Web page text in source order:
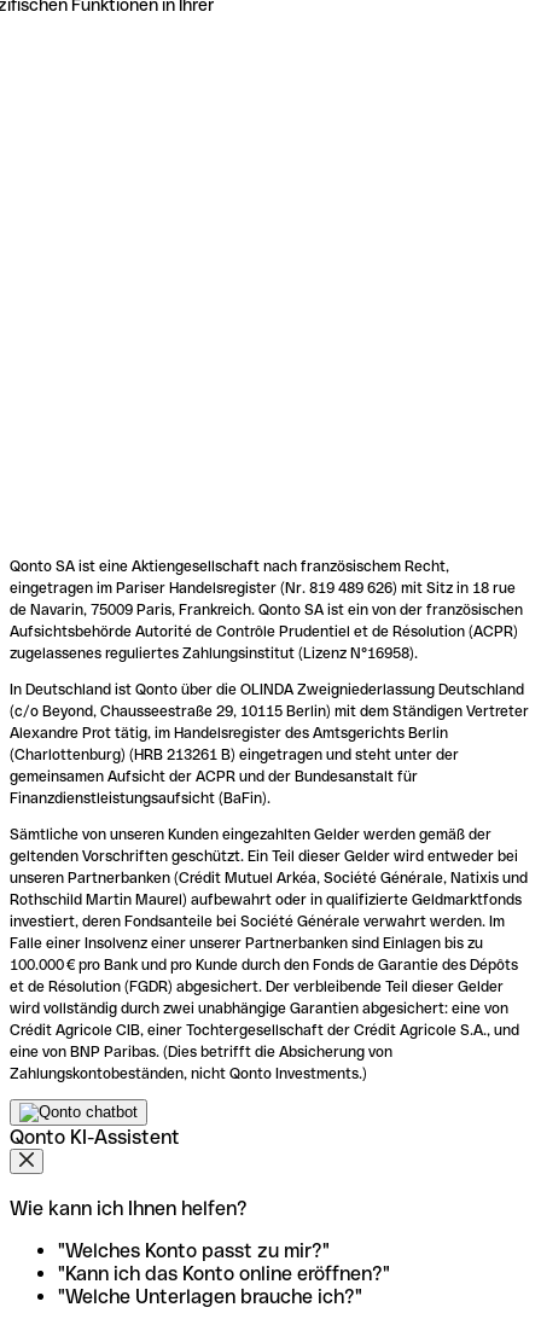
Funktionen in Ihrer
Qonto SA ist eine Aktiengesellschaft nach französischem Recht,
eingetragen im Pariser Handelsregister (Nr. 819 489 626) mit Sitz in 18 rue
de Navarin, 75009 Paris, Frankreich. Qonto SA ist ein von der französischen
Aufsichtsbehörde Autorité de Contrôle Prudentiel et de Résolution (ACPR)
zugelassenes reguliertes Zahlungsinstitut (Lizenz N°16958).
In Deutschland ist Qonto über die OLINDA Zweigniederlassung Deutschland
(c/o Beyond, Chausseestraße 29, 10115 Berlin) mit dem Ständigen Vertreter
Alexandre Prot tätig, im Handelsregister des Amtsgerichts Berlin
(Charlottenburg) (HRB 213261 B) eingetragen und steht unter der
gemeinsamen Aufsicht der ACPR und der Bundesanstalt für
Finanzdienstleistungsaufsicht (BaFin).
Sämtliche von unseren Kunden eingezahlten Gelder werden gemäß der
geltenden Vorschriften geschützt. Ein Teil dieser Gelder wird entweder bei
unseren Partnerbanken (Crédit Mutuel Arkéa, Société Générale, Natixis und
Rothschild Martin Maurel) aufbewahrt oder in qualifizierte Geldmarktfonds
investiert, deren Fondsanteile bei Société Générale verwahrt werden. Im
Falle einer Insolvenz einer unserer Partnerbanken sind Einlagen bis zu
100.000 € pro Bank und pro Kunde durch den Fonds de Garantie des Dépôts
et de Résolution (FGDR) abgesichert. Der verbleibende Teil dieser Gelder
wird vollständig durch zwei unabhängige Garantien abgesichert: eine von
Crédit Agricole CIB, einer Tochtergesellschaft der Crédit Agricole S.A., und
eine von BNP Paribas. (Dies betrifft die Absicherung von
Zahlungskontobeständen, nicht Qonto Investments.)
Qonto KI-Assistent
Wie kann ich Ihnen helfen?
"Welches Konto passt zu mir?"
"Kann ich das Konto online eröffnen?"
"Welche Unterlagen brauche ich?"